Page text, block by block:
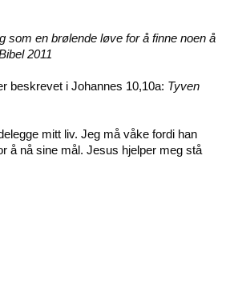
som en brølende løve for å finne noen å
2011
beskrevet i Johannes 10,10a: Tyven
mitt liv. Jeg må våke fordi han
å nå sine mål. Jesus hjelper meg stå